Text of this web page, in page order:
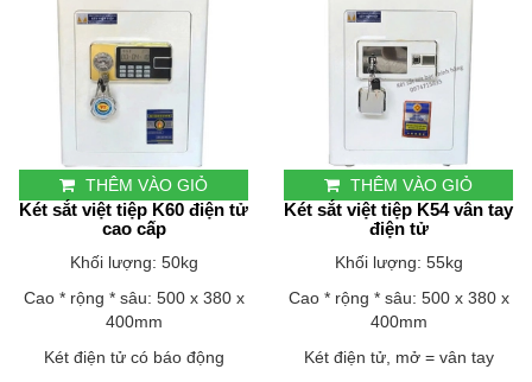
THÊM VÀO GIỎ
Két sắt việt tiệp K60 điện tử
cao cấp
Khối lượng: 50kg
Cao * rộng * sâu: 500 x 380 x
400mm
Két điện tử có báo động
THÊM VÀO GIỎ
Két sắt việt tiệp K54 vân tay
điện tử
Khối lượng: 55kg
Cao * rộng * sâu: 500 x 380 x
400mm
Két điện tử, mở = vân tay